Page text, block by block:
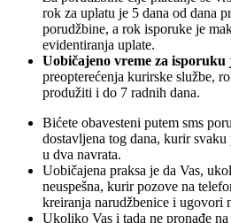
rok za uplatu je 5 dana od dana
porudžbine, a rok isporuke je
evidentiranja uplate.
Uobičajeno vreme za
preopterećenja kurirske službe,
produžiti i do 7 radnih dana.
Bićete obavesteni putem sms
dostavljena tog dana, kurir
u dva navrata.
Uobičajena praksa je da Vas,
neuspešna, kurir pozove na
kreiranja narudžbenice i ugovori
Ukoliko Vas i tada ne pronađe